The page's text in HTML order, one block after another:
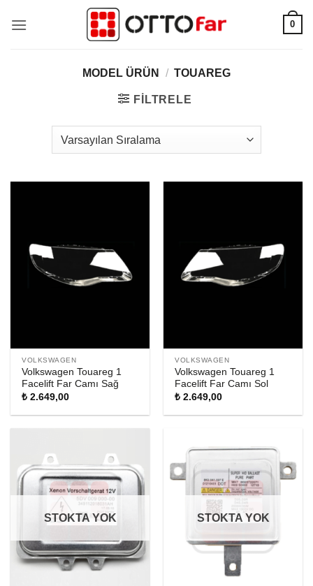
atla
0
MODEL ÜRÜN / TOUAREG
FILTRELE
VOLKSWAGEN
Volkswagen Touareg 1
Facelift Far Camı Sağ
₺ 2.649,00
VOLKSWAGEN
Volkswagen Touareg 1
Facelift Far Camı Sol
₺ 2.649,00
STOKTA YOK STOKTA YOK